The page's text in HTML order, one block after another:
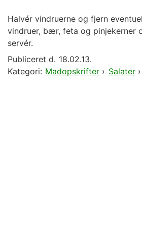
Halvér vindruerne og fjern
vindruer, bær, feta og pinjekerner
servér.
Publiceret d. 18.02.13.
Kategori: Madopskrifter › Salater›